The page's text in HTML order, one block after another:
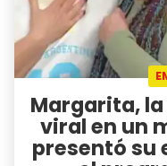
Margarita,
viral en un
presentó su